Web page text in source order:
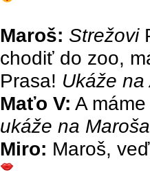
Maroš: Strežovi
chodiť do zoo,
Prasa! Ukáže
Maťo V: A
ukáže na Maroša
Miro: Maroš,